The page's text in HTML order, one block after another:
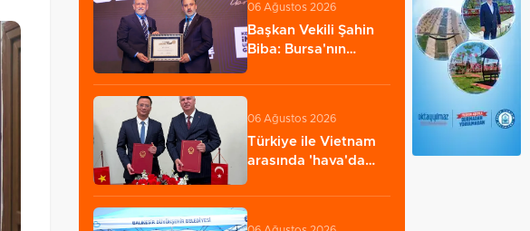
06 Ağustos 2026
Başkan Vekili Şahin
Biba: Bursa'nın
06 Ağustos 2026
Türkiye ile Vietnam
arasında 'hava'da